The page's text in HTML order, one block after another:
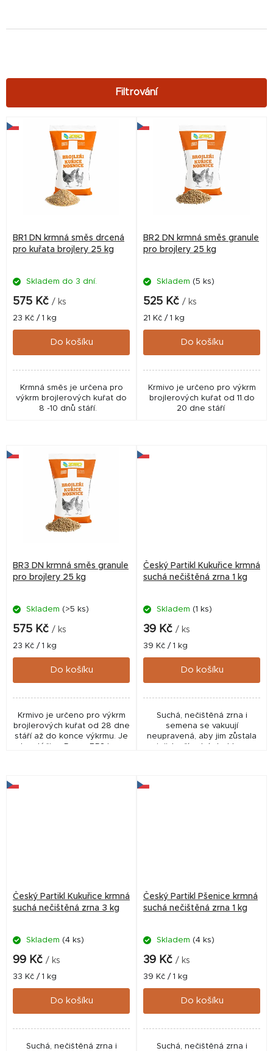
V
o
BR1 DN krmná směs drcená
pro kuřata brojlery 25 kg
Skladem do 3 dní.
575 Kč / ks
Měrná
cena:
23 Kč / 1 kg
Do košíku
Krmná směs je určena pro
výkrm brojlerových kuřat do
8 -10 dnů stáří.
BR2 DN krmná směs granule
pro brojlery 25 kg
Skladem (5 ks)
525 Kč / ks
Měrná
cena:
21 Kč / 1 kg
Do košíku
Krmivo je určeno pro výkrm
brojlerových kuřat od 11.do
20 dne stáří
BR3 DN krmná směs granule
pro brojlery 25 kg
Skladem (>5 ks)
575 Kč / ks
Měrná
cena:
23 Kč / 1 kg
Do košíku
Krmivo je určeno pro výkrm
brojlerových kuřat od 28 dne
stáří až do konce výkrmu. Je
Český Partikl Kukuřice krmná
suchá nečištěná zrna 1 kg
Skladem (1 ks)
39 Kč / ks
Měrná
cena:
39 Kč / 1 kg
Do košíku
Suchá, nečištěná zrna i
semena se vakuují
neupravená, aby jim zůstala
Český Partikl Kukuřice krmná
suchá nečištěná zrna 3 kg
Skladem (4 ks)
99 Kč / ks
Měrná
cena:
33 Kč / 1 kg
Do košíku
Suchá, nečištěná zrna i
Český Partikl Pšenice krmná
suchá nečištěná zrna 1 kg
Skladem (4 ks)
39 Kč / ks
Měrná
cena:
39 Kč / 1 kg
Do košíku
Suchá, nečištěná zrna i